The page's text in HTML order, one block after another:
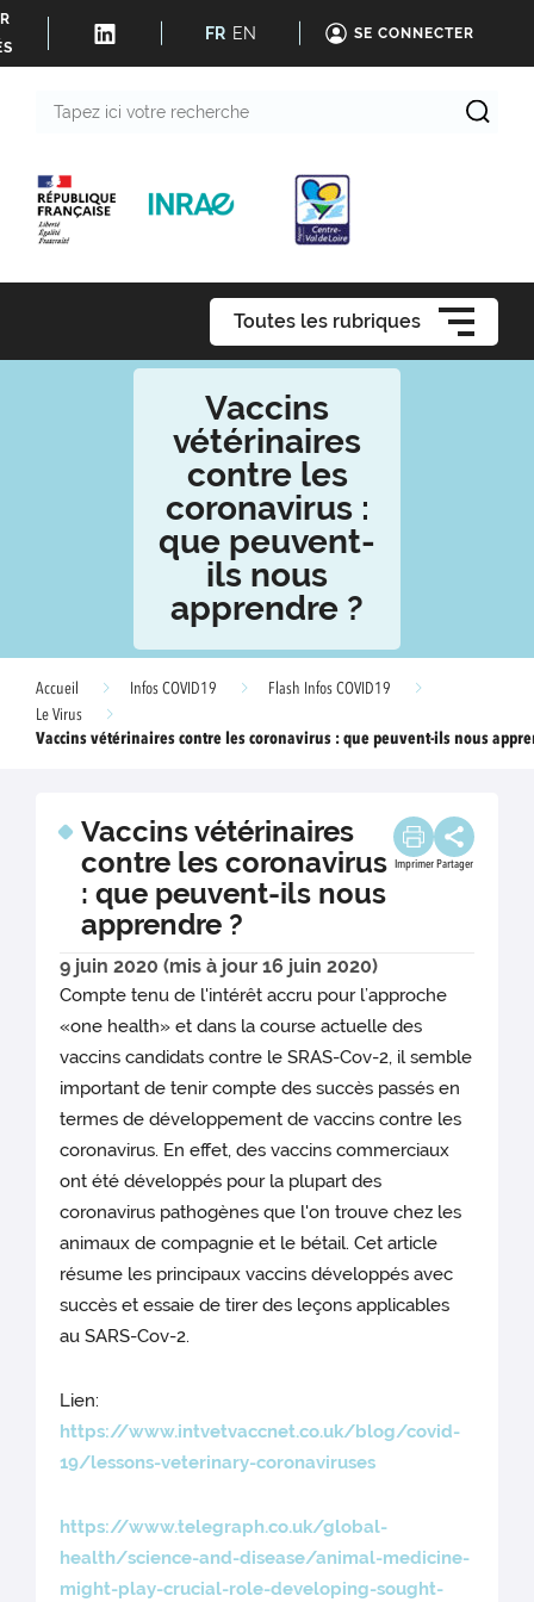
FR EN SE CONNECTER
Toutes les rubriques
Vaccins
vétérinaires
contre les
coronavirus :
que peuvent-
ils nous
apprendre ?
Accueil Infos COVID19
Flash Infos COVID19
Le Virus
Vaccins vétérinaires contre les coronavirus : que peuvent-ils nous
Vaccins vétérinaires
contre les coronavirus
: que peuvent-ils nous
apprendre ?
Imprimer Partager
9 juin 2020 (mis à jour 16 juin 2020)
Compte tenu de l'intérêt accru pour l’approche
«one health» et dans la course actuelle des
vaccins candidats contre le SRAS-Cov-2, il semble
important de tenir compte des succès passés en
termes de développement de vaccins contre les
coronavirus. En effet, des vaccins commerciaux
ont été développés pour la plupart des
coronavirus pathogènes que l'on trouve chez les
animaux de compagnie et le bétail. Cet article
résume les principaux vaccins développés avec
succès et essaie de tirer des leçons applicables
au SARS-Cov-2.
Lien:
https://www.intvetvaccnet.co.uk/blog/covid-
19/lessons-veterinary-coronaviruses
https://www.telegraph.co.uk/global-
health/science-and-disease/animal-medicine-
might-play-crucial-role-developing-sought-